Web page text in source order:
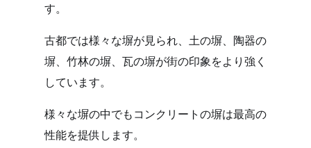
す。
古都では様々な塀が見られ、土の塀、陶器の
塀、竹林の塀、瓦の塀が街の印象をより強く
しています。
様々な塀の中でもコンクリートの塀は最高の
性能を提供します。